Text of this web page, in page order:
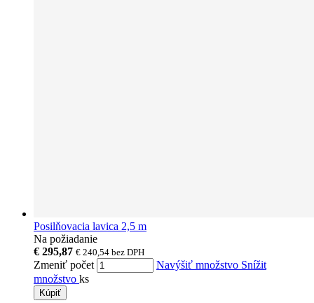
Posilňovacia lavica 2,5 m
Na požiadanie
€ 295,87 € 240,54 bez DPH
Zmeniť počet Navýšiť množstvo Snížit
množstvo ks
Kúpiť